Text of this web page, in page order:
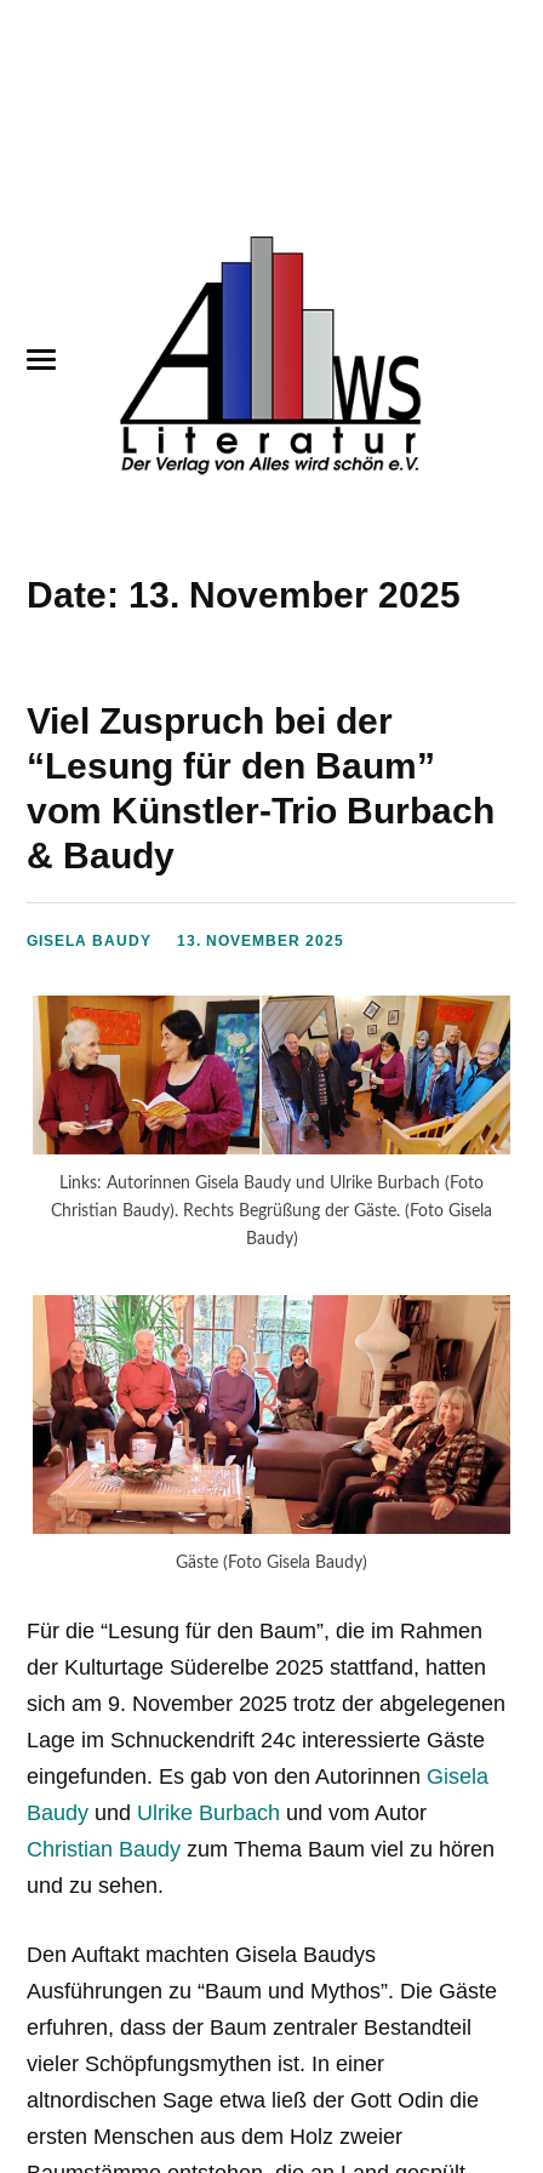
Date: 13. November 2025
Viel Zuspruch bei der
“Lesung für den Baum”
vom Künstler-Trio Burbach
& Baudy
GISELA BAUDY 13. NOVEMBER 2025
Links: Autorinnen Gisela Baudy und Ulrike Burbach (Foto
Christian Baudy). Rechts Begrüßung der Gäste. (Foto Gisela
Baudy)
Gäste (Foto Gisela Baudy)
Für die “Lesung für den Baum”, die im Rahmen
der Kulturtage Süderelbe 2025 stattfand, hatten
sich am 9. November 2025 trotz der abgelegenen
Lage im Schnuckendrift 24c interessierte Gäste
eingefunden. Es gab von den Autorinnen Gisela
Baudy und Ulrike Burbach und vom Autor
Christian Baudy zum Thema Baum viel zu hören
und zu sehen.
Den Auftakt machten Gisela Baudys
Ausführungen zu “Baum und Mythos”. Die Gäste
erfuhren, dass der Baum zentraler Bestandteil
vieler Schöpfungsmythen ist. In einer
altnordischen Sage etwa ließ der Gott Odin die
ersten Menschen aus dem Holz zweier